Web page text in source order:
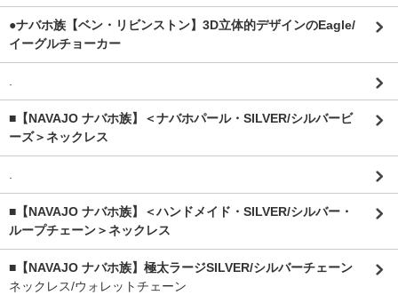
●ナバホ族【ベン・リビンストン】3D立体的デザインのEagle/
イーグルチョーカー
.
■【NAVAJO ナバホ族】＜ナバホパール・SILVER/シルバービ
ーズ＞ネックレス
.
■【NAVAJO ナバホ族】＜ハンドメイド・SILVER/シルバー・
ループチェーン＞ネックレス
■【NAVAJO ナバホ族】極太ラージSILVER/シルバーチェーン
ネックレス/ウォレットチェーン